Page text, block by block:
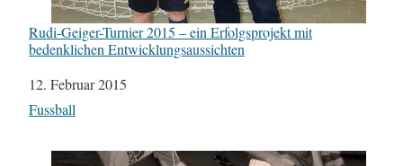
Rudi-Geiger-Turnier 2015 – ein Erfolgsprojekt mit
bedenklichen Entwicklungsaussichten
Datum
12. Februar 2015
In Bezug auf
Fussball